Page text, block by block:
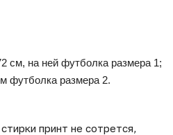
см, на ней футболка размера 1;
футболка размера 2.
принт не сотрется,